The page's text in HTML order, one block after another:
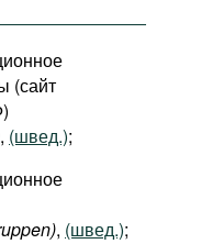
(сайт
, (швед.);
, (швед.);